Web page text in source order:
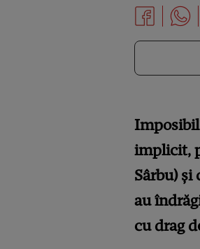
implicit,
Sârbu)
au
cu drag